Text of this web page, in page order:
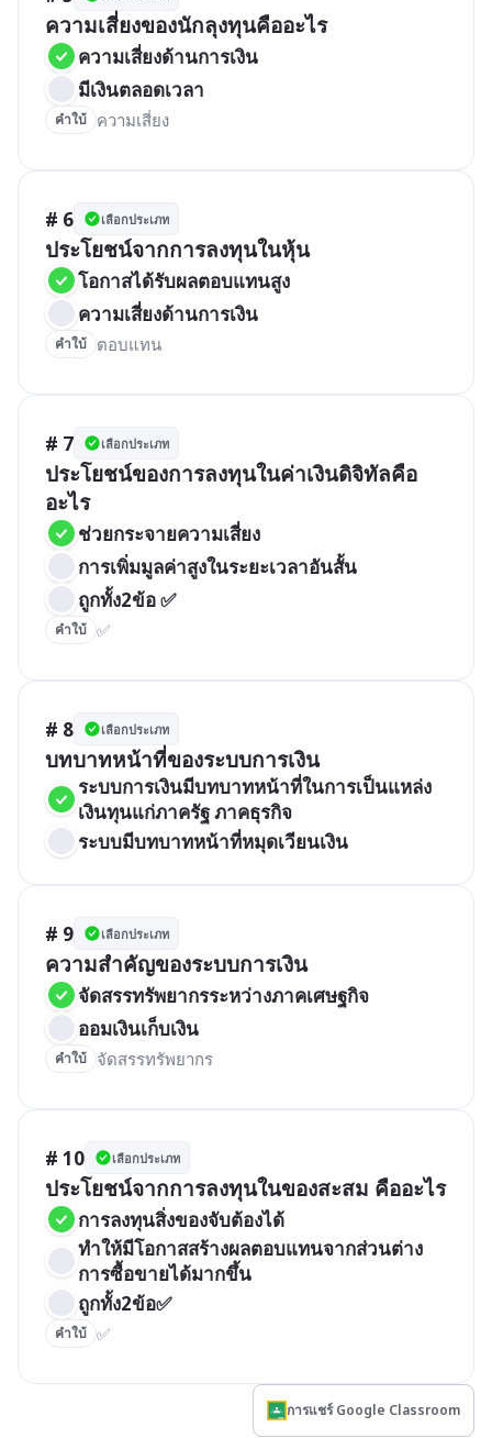
ความเสี่ยงของนักลุงทุนคืออะไร
ความเสี่ยงด้านการเงิน
มีเงินตลอดเวลา
คำใบ้ ความเสี่ยง
# 6 เลือกประเภท
ประโยชน์จากการลงทุนในหุ้น
โอกาสได้รับผลตอบแทนสูง
ความเสี่ยงด้านการเงิน
คำใบ้ ตอบแทน
# 7 เลือกประเภท
ประโยชน์ของการลงทุนในค่าเงินดิจิทัลคือ
อะไร
ช่วยกระจายความเสี่ยง
การเพิ่มมูลค่าสูงในระยะเวลาอันสั้น
ถูกทั้ง2ข้อ ✅
คำใบ้ ✅
# 8 เลือกประเภท
บทบาทหน้าที่ของระบบการเงิน
ระบบการเงินมีบทบาทหน้าที่ในการเป็นแหล่ง
เงินทุนแก่ภาครัฐ ภาคธุรกิจ
ระบบมีบทบาทหน้าที่หมุดเวียนเงิน
# 9 เลือกประเภท
ความสำคัญของระบบการเงิน
จัดสรรทรัพยากรระหว่างภาคเศษฐกิจ
ออมเงินเก็บเงิน
คำใบ้ จัดสรรทรัพยากร
# 10 เลือกประเภท
ประโยชน์จากการลงทุนในของสะสม คืออะไร
การลงทุนสิ่งของจับต้องได้
ทำให้มีโอกาสสร้างผลตอบแทนจากส่วนต่าง
การซื้อขายได้มากขึ้น
ถูกทั้ง2ข้อ✅
คำใบ้ ✅
การแชร์ Google Classroom